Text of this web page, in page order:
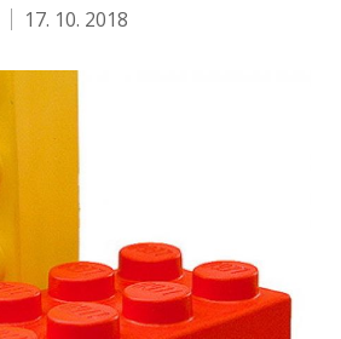
17. 10. 2018